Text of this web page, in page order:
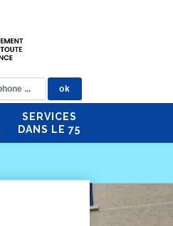
SERVICES
DANS LE 75